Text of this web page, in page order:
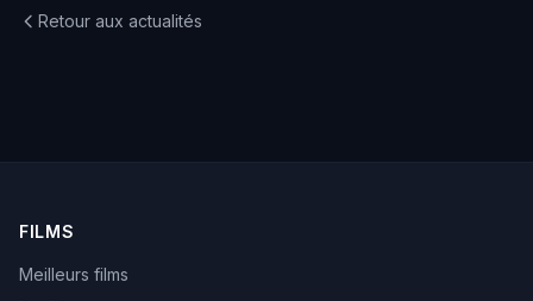
Retour aux actualités
FILMS
Meilleurs films